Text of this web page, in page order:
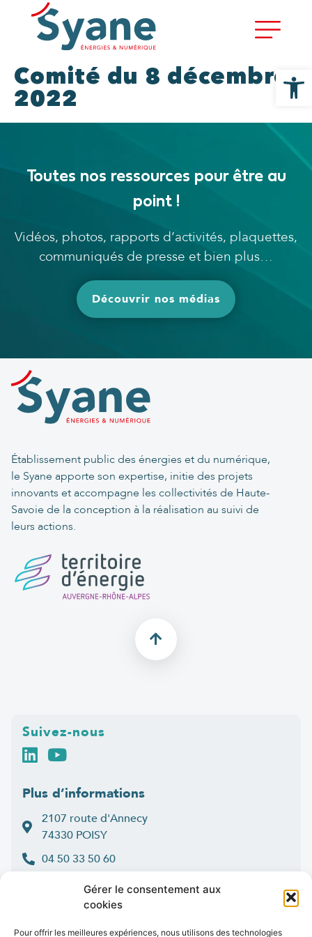
Gérer le consentement aux
cookies
Pour offrir les meilleures expériences, nous utilisons des technologies
Comité du 8 décembre
2022
Toutes nos ressources pour être au
point !
Vidéos, photos, rapports d’activités, plaquettes,
communiqués de presse et bien plus…
Découvrir nos médias
Établissement public des énergies et du numérique,
le Syane apporte son expertise, initie des projets
innovants et accompagne les collectivités de Haute-
Savoie de la conception à la réalisation au suivi de
leurs actions.
Suivez-nous
Plus d’informations
2107 route d'Annecy
74330 POISY
04 50 33 50 60
Lun > jeu : 9h-12h et 14h-16h30
9h-12h et 14h-16h
Ouvrir